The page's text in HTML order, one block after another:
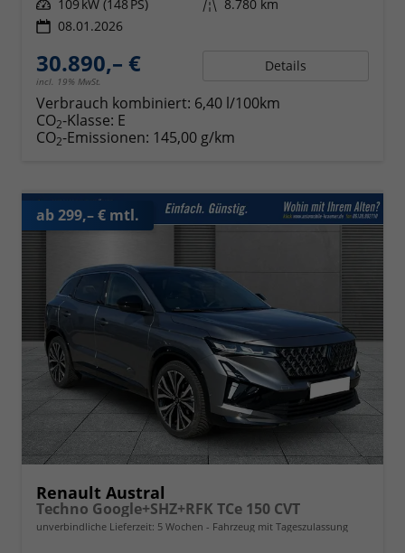
Leistung 109 kW (148 PS) Kilometerstand 8.780 km
08.01.2026
30.890,– €
incl. 19% MwSt.
Details
Verbrauch kombiniert: 6,40 l/100km
CO2-Klasse: E
CO2-Emissionen: 145,00 g/km
ab 299,– € mtl.
Renault Austral
Techno Google+SHZ+RFK TCe 150 CVT
unverbindliche Lieferzeit: 5 Wochen Fahrzeug mit Tageszulassung